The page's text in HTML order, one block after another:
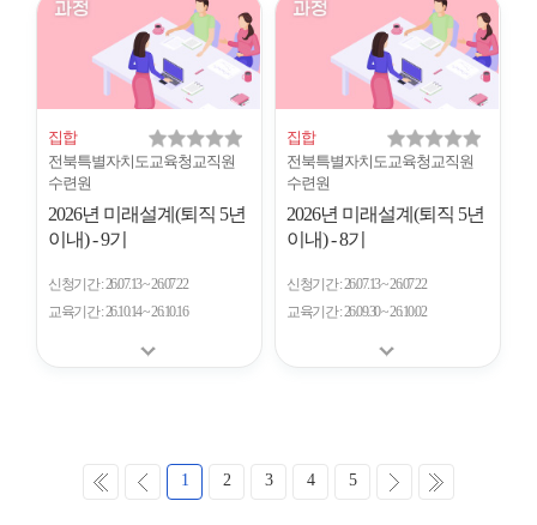
집합
전북특별자치도교육청교직원
수련원
2026년 미래설계(퇴직 5년
이내) - 9기
신청기간 26.07.13 ~ 26.07.22
교육기간 26.10.14 ~ 26.10.16
집합
전북특별자치도교육청교직원
수련원
2026년 미래설계(퇴직 5년
이내) - 8기
신청기간 26.07.13 ~ 26.07.22
교육기간 26.09.30 ~ 26.10.02
처
이
1 2 3 4 5
다
마